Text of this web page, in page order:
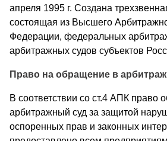
апреля 1995 г. Создана
состоящая из Высшего
Федерации, федеральных
арбитражных судов субъектов
Право на обращение в
В соответствии со ст.4 АПК право
арбитражный суд за защитой
оспоренных прав и законных